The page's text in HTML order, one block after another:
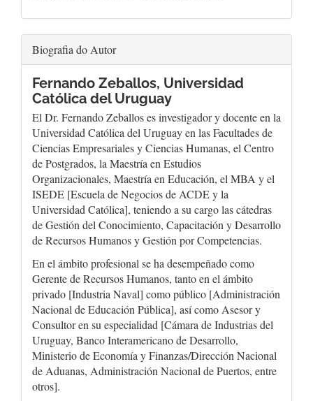
Biografia do Autor
Fernando Zeballos, Universidad
Católica del Uruguay
El Dr. Fernando Zeballos es investigador y docente en la
Universidad Católica del Uruguay en las Facultades de
Ciencias Empresariales y Ciencias Humanas, el Centro
de Postgrados, la Maestría en Estudios
Organizacionales, Maestría en Educación, el MBA y el
ISEDE [Escuela de Negocios de ACDE y la
Universidad Católica], teniendo a su cargo las cátedras
de Gestión del Conocimiento, Capacitación y Desarrollo
de Recursos Humanos y Gestión por Competencias.
En el ámbito profesional se ha desempeñado como
Gerente de Recursos Humanos, tanto en el ámbito
privado [Industria Naval] como público [Administración
Nacional de Educación Pública], así como Asesor y
Consultor en su especialidad [Cámara de Industrias del
Uruguay, Banco Interamericano de Desarrollo,
Ministerio de Economía y Finanzas/Dirección Nacional
de Aduanas, Administración Nacional de Puertos, entre
otros].